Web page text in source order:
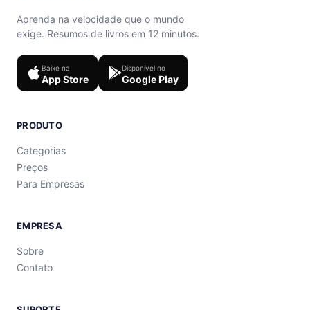
Aprenda na velocidade que o mundo
exige. Resumos de livros em 12 minutos.
Baixe na
App Store
Disponível no
Google Play
PRODUTO
Categorias
Preços
Para Empresas
EMPRESA
Sobre
Contato